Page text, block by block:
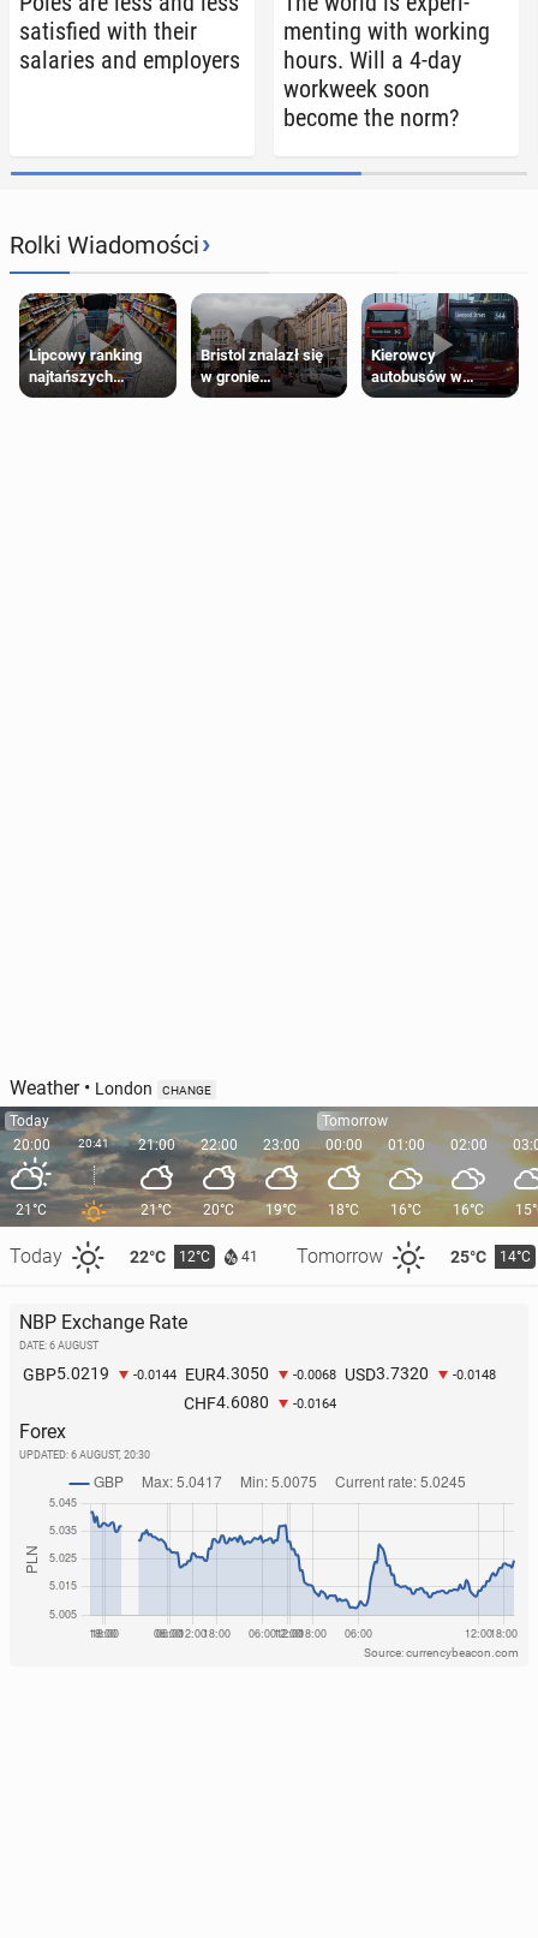
sat­is­fied with their
salaries and em­ploy­ers
ment­ing with working
hours. Will a 4-day
work­week soon
become the norm?
Rolki Wiadomości›
Lipcowy ranking
najtańszych
supermarketów
Bristol znalazł się
w gronie
najlepszych
Kierowcy
autobusów w
Londynie
Weather• London CHANGE
Today
20:00
21°C
Today 22°C 12°C 41 Tomorrow 25°C 14°C
20:41 21:00
21°C
22:00
20°C
23:00
19°C
Tomorrow
00:00
18°C
01:00
16°C
02:00
16°C
NBP Exchange Rate
DATE: 6 AUGUST
GBP5.0219 -0.0144 EUR4.3050 -0.0068 USD3.7320 -0.0148
CHF4.6080 -0.0164
Forex
UPDATED: 6 AUGUST, 20:30
Source: currencybeacon.com